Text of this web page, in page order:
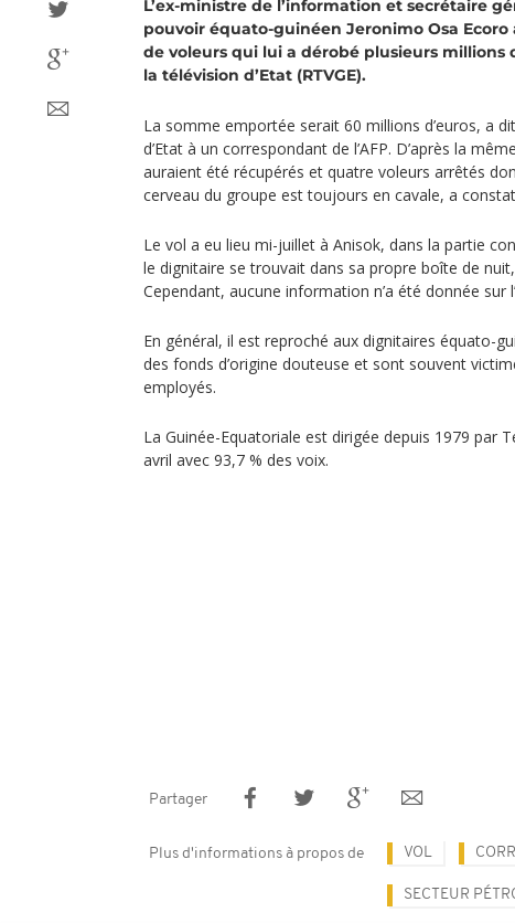
L’ex-ministre de l’information et secrétaire
pouvoir équato-guinéen Jeronimo Osa Ecoro
de voleurs qui lui a dérobé plusieurs millions
la télévision d’Etat (RTVGE).
La somme emportée serait 60 millions d’euros, a
d’Etat à un correspondant de l’AFP. D’après la
auraient été récupérés et quatre voleurs arrêtés
cerveau du groupe est toujours en cavale, a
Le vol a eu lieu mi-juillet à Anisok, dans la partie
le dignitaire se trouvait dans sa propre boîte de
Cependant, aucune information n’a été donnée sur
En général, il est reproché aux dignitaires équato-
des fonds d’origine douteuse et sont souvent
employés.
La Guinée-Equatoriale est dirigée depuis 1979 par
avril avec 93,7 % des voix.
Partager
Plus d'informations à propos de VOL
SECTEUR